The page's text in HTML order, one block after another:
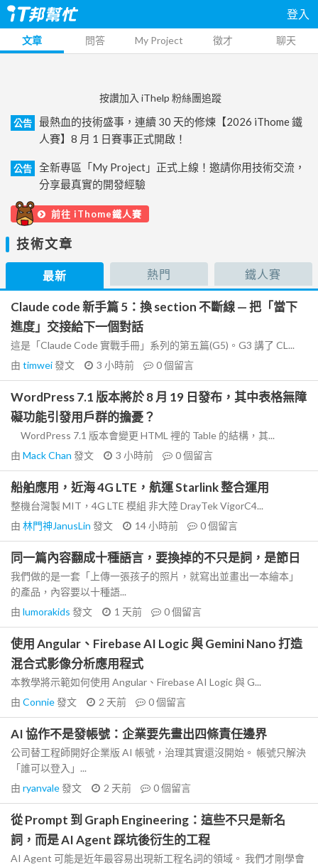
登入
文章 問答 My Project 徵才 聊天
按讚加入 iThelp 粉絲團追蹤
公告
最熱血的技術盛事，連續 30 天的修煉【2026 iThome 鐵
人賽】8 月 1 日賽事正式開啟！
公告
全新專區「My Project」正式上線！邀請你用技術交流，
分享最真實的開發經驗
前往 iThome鐵人賽
技術文章
最新 熱門 鐵人賽
Claude code 新手篇 5：換 section 不斷線 — 把「當下
進度」交接給下一個對話
這是「Claude Code 實戰手冊」系列的第五篇(G5)。G3 講了 CL...
由 timwei發文 3 小時前 0個留言
WordPress 7.1 版本將於 8 月 19 日發布，其中表格無障
礙功能引發用戶群的擔憂？
WordPress 7.1 版本會變更 HTML 裡的 Table 的結構，其...
由 Mack Chan 發文 3 小時前 0個留言
船舶應用，近海 4G LTE，航運 Starlink 整合運用
整機台灣製 MIT，4G LTE 模組 非大陸 DrayTek VigorC4...
由 林門神JanusLin 發文 14 小時前 0個留言
同一篇內容翻成十種語言，要換掉的不只是詞，是節日
我們做的是一套「上傳一張孩子的照片，就寫出並畫出一本繪本」
的產品，內容要以十種語...
由 lumorakids 發文 1 天前 0個留言
使用 Angular、Firebase AI Logic 與 Gemini Nano 打造
混合式影像分析應用程式
本教學將示範如何使用 Angular、Firebase AI Logic 與 G...
由 Connie發文 2 天前 0個留言
AI 協作不是發帳號：企業要先畫出四條責任邊界
公司替工程師開好企業版 AI 帳號，治理其實還沒開始。 帳號只解決
「誰可以登入」...
由 ryanvale發文 2 天前 0個留言
從 Prompt 到 Graph Engineering：這些不只是新名
詞，而是 AI Agent 踩坑後衍生的工程
AI Agent 可能是近年最容易出現新工程名詞的領域。 我們才剛學會